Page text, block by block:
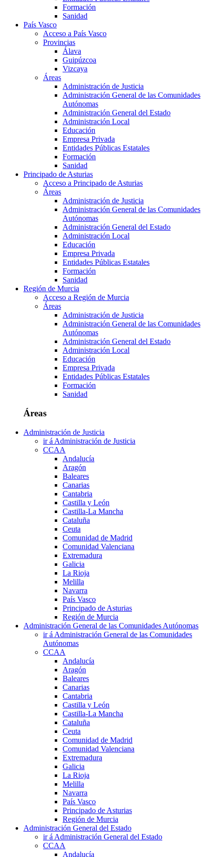
Formación
Sanidad
País Vasco
Acceso a País Vasco
Provincias
Álava
Guipúzcoa
Vizcaya
Áreas
Administración de Justicia
Administración General de las Comunidades
Autónomas
Administración General del Estado
Administración Local
Educación
Empresa Privada
Entidades Públicas Estatales
Formación
Sanidad
Principado de Asturias
Acceso a Principado de Asturias
Áreas
Administración de Justicia
Administración General de las Comunidades
Autónomas
Administración General del Estado
Administración Local
Educación
Empresa Privada
Entidades Públicas Estatales
Formación
Sanidad
Región de Murcia
Acceso a Región de Murcia
Áreas
Administración de Justicia
Administración General de las Comunidades
Autónomas
Administración General del Estado
Administración Local
Educación
Empresa Privada
Entidades Públicas Estatales
Formación
Sanidad
Áreas
Administración de Justicia
ir á Administración de Justicia
CCAA
Andalucía
Aragón
Baleares
Canarias
Cantabria
Castilla y León
Castilla-La Mancha
Cataluña
Ceuta
Comunidad de Madrid
Comunidad Valenciana
Extremadura
Galicia
La Rioja
Melilla
Navarra
País Vasco
Principado de Asturias
Región de Murcia
Administración General de las Comunidades Autónomas
ir á Administración General de las Comunidades
Autónomas
CCAA
Andalucía
Aragón
Baleares
Canarias
Cantabria
Castilla y León
Castilla-La Mancha
Cataluña
Ceuta
Comunidad de Madrid
Comunidad Valenciana
Extremadura
Galicia
La Rioja
Melilla
Navarra
País Vasco
Principado de Asturias
Región de Murcia
Administración General del Estado
ir á Administración General del Estado
CCAA
Andalucía